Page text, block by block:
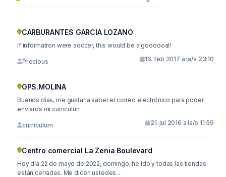
CARBURANTES GARCIA LOZANO
If infoimatron were soccer, this would be a goooooal!
Precious 16. feb 2017 a la/s 23:10
GPS.MOLINA
Buenos días, me gustaria saber el correo electrónico para poder
enviaros mi curriculun
curriculum 21. jul 2016 a la/s 11:59
Centro comercial La Zenia Boulevard
Hoy día 22 de mayo de 2022, domingo, he ido y todas las tiendas
están cerradas. Me dicen ustedes...